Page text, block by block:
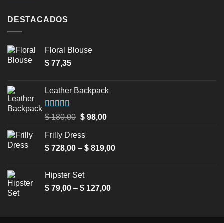
DESTACADOS
Floral Blouse
$ 77,35
Leather Backpack
Valorado en
de 5
$180,00 Original
was:
$ 180,00.
$98,00Current
$ 98,00.
Frilly Dress
$ 728,00 – $ 819,00Price
Hipster Set
$ 79,00 – $ 127,00Price